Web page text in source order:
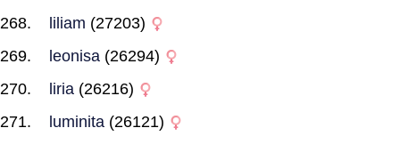
liliam (27203)
leonisa (26294)
liria (26216)
luminita (26121)